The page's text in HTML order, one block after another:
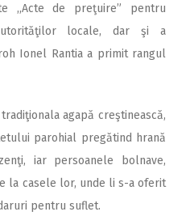
,,Acte de preţuire” pentru
locale, dar şi a
Ionel Rantia a primit rangul
agapă creştinească,
parohial pregătind hrană
iar persoanele bolnave,
la casele lor, unde li s-a oferit
pentru suflet.